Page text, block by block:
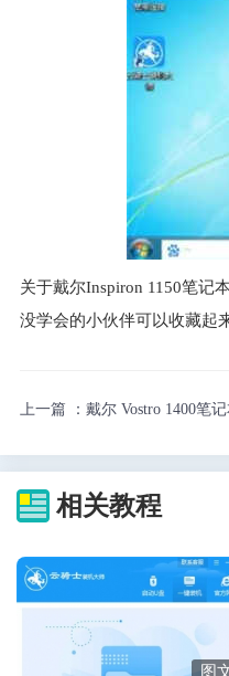
关于戴尔Inspiron 1150笔记
没学会的小伙伴可以收藏起
上一篇 ： 戴尔 Vostro 1400笔
相关教程
图